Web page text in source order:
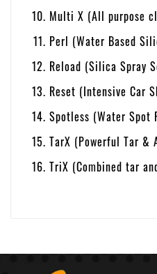
Multi X (All purpose
Perl (Water Based
Reload (Silica Spray
Reset (Intensive Car
Spotless (Water Spot
TarX (Powerful Tar &
TriX (Combined tar